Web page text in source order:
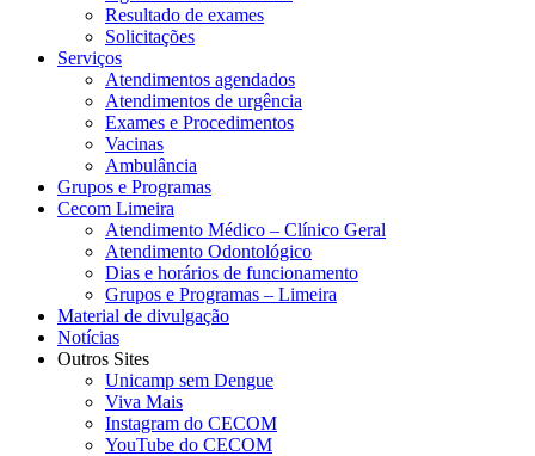
Resultado de exames
Solicitações
Serviços
Atendimentos agendados
Atendimentos de urgência
Exames e Procedimentos
Vacinas
Ambulância
Grupos e Programas
Cecom Limeira
Atendimento Médico – Clínico Geral
Atendimento Odontológico
Dias e horários de funcionamento
Grupos e Programas – Limeira
Material de divulgação
Notícias
Outros Sites
Unicamp sem Dengue
Viva Mais
Instagram do CECOM
YouTube do CECOM